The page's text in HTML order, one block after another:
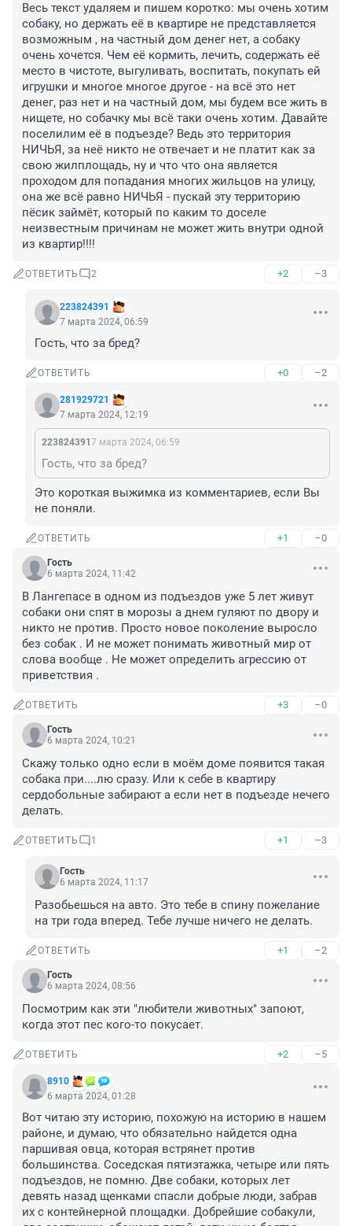
Весь текст удаляем и пишем коротко: мы очень хотим
собаку, но держать её в квартире не представляется
возможным , на частный дом денег нет, а собаку
очень хочется. Чем её кормить, лечить, содержать её
место в чистоте, выгуливать, воспитать, покупать ей
игрушки и многое многое другое - на всё это нет
денег, раз нет и на частный дом, мы будем все жить в
нищете, но собачку мы всё таки очень хотим. Давайте
поселилим её в подъезде? Ведь это территория
НИЧЬЯ, за неё никто не отвечает и не платит как за
свою жилплощадь, ну и что что она является
проходом для попадания многих жильцов на улицу,
она же всё равно НИЧЬЯ - пускай эту территорию
пёсик займёт, который по каким то доселе
неизвестным причинам не может жить внутри одной
из квартир!!!!
ОТВЕТИТЬ 2 +2 –3
223824391
7 марта 2024, 06:59
Гость, что за бред?
ОТВЕТИТЬ +0 –2
281929721
7 марта 2024, 12:19
223824391 7 марта 2024, 06:59
Гость, что за бред?
Это короткая выжимка из комментариев, если Вы
не поняли.
ОТВЕТИТЬ +1 –0
Гость
6 марта 2024, 11:42
В Лангепасе в одном из подъездов уже 5 лет живут
собаки они спят в морозы а днем гуляют по двору и
никто не против. Просто новое поколение выросло
без собак . И не может понимать животный мир от
слова вообще . Не может определить агрессию от
приветствия .
ОТВЕТИТЬ +3 –0
Гость
6 марта 2024, 10:21
Скажу только одно если в моём доме появится такая
собака при....лю сразу. Или к себе в квартиру
сердобольные забирают а если нет в подъезде нечего
делать.
ОТВЕТИТЬ 1 +1 –3
Гость
6 марта 2024, 11:17
Разобьешься на авто. Это тебе в спину пожелание
на три года вперед. Тебе лучше ничего не делать.
ОТВЕТИТЬ +1 –2
Гость
6 марта 2024, 08:56
Посмотрим как эти "любители животных" запоют,
когда этот пес кого-то покусает.
ОТВЕТИТЬ +2 –5
8910
6 марта 2024, 01:28
Вот читаю эту историю, похожую на историю в нашем
районе, и думаю, что обязательно найдется одна
паршивая овца, которая встрянет против
большинства. Соседская пятиэтажка, четыре или пять
подъездов, не помню. Две собаки, которых лет
девять назад щенками спасли добрые люди, забрав
их с контейнерной площадки. Добрейшие собакули,